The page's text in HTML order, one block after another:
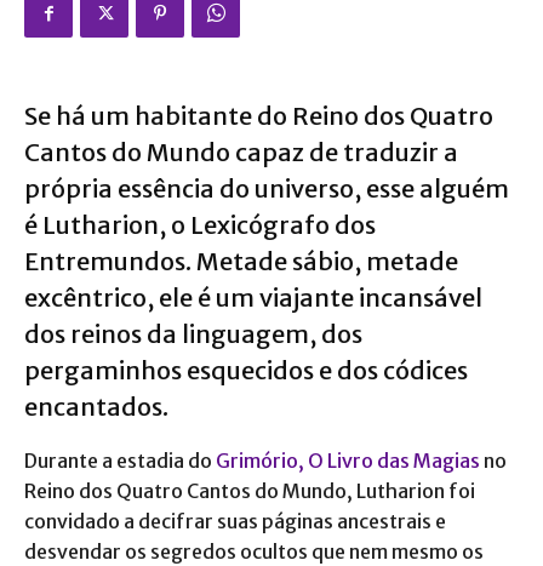
Se há um habitante do Reino dos Quatro
Cantos do Mundo capaz de traduzir a
própria essência do universo, esse alguém
é Lutharion, o Lexicógrafo dos
Entremundos. Metade sábio, metade
excêntrico, ele é um viajante incansável
dos reinos da linguagem, dos
pergaminhos esquecidos e dos códices
encantados.
Durante a estadia do Grimório, O Livro das Magias no
Reino dos Quatro Cantos do Mundo, Lutharion foi
convidado a decifrar suas páginas ancestrais e
desvendar os segredos ocultos que nem mesmo os